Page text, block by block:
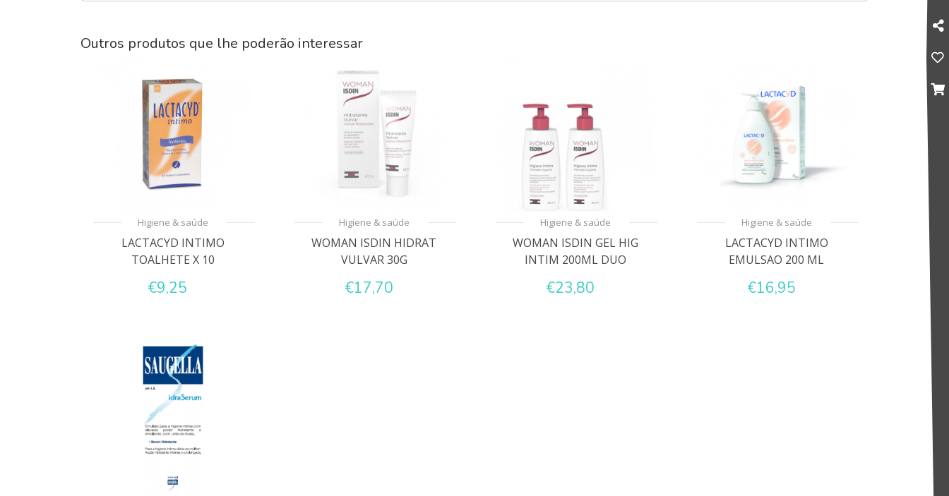
Outros produtos que lhe poderão interessar
Higiene & saúde
LACTACYD INTIMO
TOALHETE X 10
€9,25
Higiene & saúde
WOMAN ISDIN HIDRAT
VULVAR 30G
€17,70
Higiene & saúde
WOMAN ISDIN GEL HIG
INTIM 200ML DUO
€23,80
Higiene & saúde
LACTACYD INTIMO
EMULSAO 200 ML
€16,95